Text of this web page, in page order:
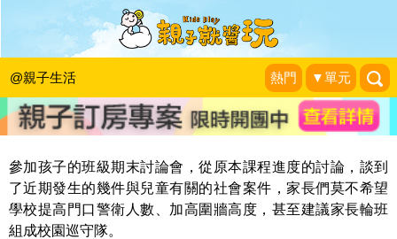
@親子生活 熱門 ▼單元
跟著阿鎧老師邊學邊玩：記住這句話，
幫助孩子遠離危險
張旭鎧兒童職能治療師|2015-06-30
參加孩子的班級期末討論會，從原本課程進度的討論，談到
了近期發生的幾件與兒童有關的社會案件，家長們莫不希望
學校提高門口警衛人數、加高圍牆高度，甚至建議家長輪班
組成校園巡守隊。